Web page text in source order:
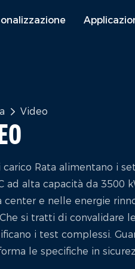
Video
Rata alimentano i
ad alta capacità da 3500
e nelle energie
si tratti di convalidare
i test complessi.
le specifiche in